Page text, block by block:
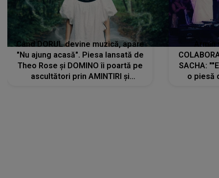
Când DORUL devine muzică, apare
"Nu ajung acasă". Piesa lansată de
Theo Rose și DOMINO îi poartă pe
ascultători prin AMINTIRI și
SACHA:
o piesă